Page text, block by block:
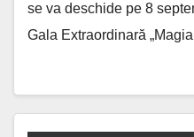
se va deschide pe 8
Gala Extraordinară